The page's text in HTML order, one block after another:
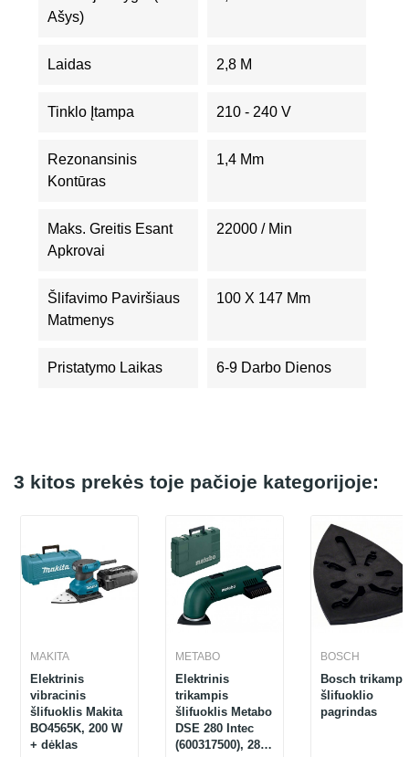
Ašys)
Laidas 2,8 M
Tinklo Įtampa 210 - 240 V
Rezonansinis
Kontūras
1,4 Mm
Maks. Greitis Esant
Apkrovai
22000 / Min
Šlifavimo Paviršiaus
Matmenys
100 X 147 Mm
Pristatymo Laikas 6-9 Darbo Dienos
3 kitos prekės toje pačioje kategorijoje:
MAKITA
Elektrinis
vibracinis
šlifuoklis Makita
BO4565K, 200 W
+ dėklas
METABO
Elektrinis
trikampis
šlifuoklis Metabo
DSE 280 Intec
(600317500), 280
BOSCH
Bosch
šlifuoklio
pagrindas